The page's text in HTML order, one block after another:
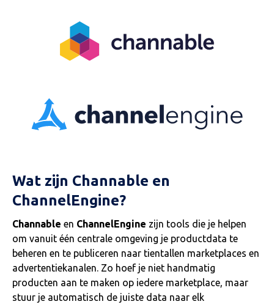
Wat zijn Channable en
ChannelEngine?
Channable en ChannelEngine zijn tools die je helpen
om vanuit één centrale omgeving je productdata te
beheren en te publiceren naar tientallen marketplaces en
advertentiekanalen. Zo hoef je niet handmatig
producten aan te maken op iedere marketplace, maar
stuur je automatisch de juiste data naar elk